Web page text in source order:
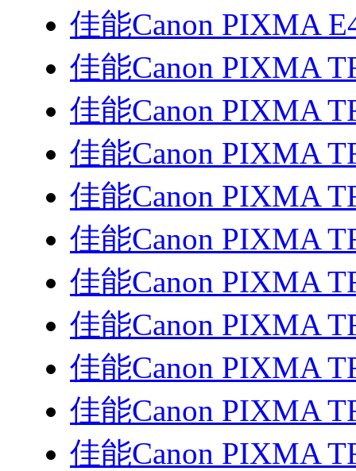
佳能Canon PIXMA
佳能Canon PIXMA
佳能Canon PIXMA
佳能Canon PIXMA
佳能Canon PIXMA
佳能Canon PIXMA
佳能Canon PIXMA
佳能Canon PIXMA
佳能Canon PIXMA
佳能Canon PIXMA
佳能Canon PIXMA